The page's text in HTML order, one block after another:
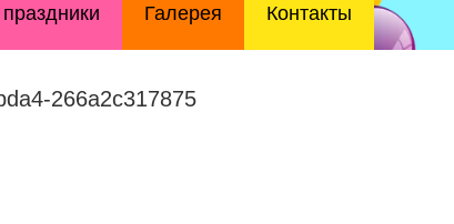
Галерея Контакты
266a2c317875